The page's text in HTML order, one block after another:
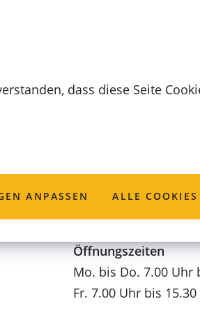
dass diese Seite
ANPASSEN ALLE
Öffnungszeiten
Mo. bis Do. 7.00 Uhr
Fr. 7.00 Uhr bis